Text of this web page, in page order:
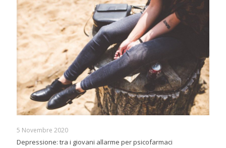
5 Novembre 2020
Depressione: tra i giovani allarme per psicofarmaci